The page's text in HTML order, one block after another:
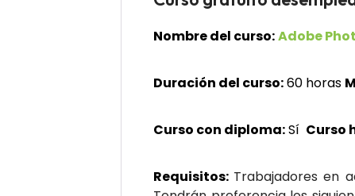
Nombre del curso:Adobe
Duración del curso:60 horas
Curso con diploma:Sí Curso
Requisitos: Trabajadores en